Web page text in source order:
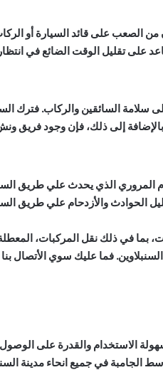
الصعب على قائد السيارة أو
على تقليل الوقت الضائع في
سلامة السائقين والركاب.
إلى ذلك، فإن وجود
المروري الذي يحدث علي طريق
الحوادث والأزدحام علي طريق
في ذلك نقل المركبات، المعطلة
فما عليك سوي الأتصال بنا
الاستخدام والقدرة على
الجامبة في جميع انحاء مدينة